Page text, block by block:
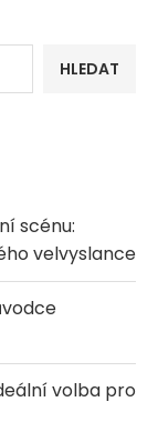
HLEDAT
scénu:
velvyslance
volba pro